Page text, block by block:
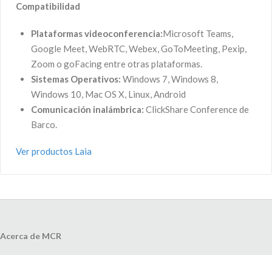
Compatibilidad
Plataformasvideoconferencia:Microsoft Teams,
Google Meet, WebRTC, Webex, GoToMeeting, Pexip,
Zoom o goFacing entre otras plataformas.
Sistemas Operativos: Windows 7, Windows 8,
Windows 10, Mac OS X, Linux, Android
Comunicación inalámbrica: ClickShare Conference de
Barco.
Ver productos Laia
Acerca de MCR